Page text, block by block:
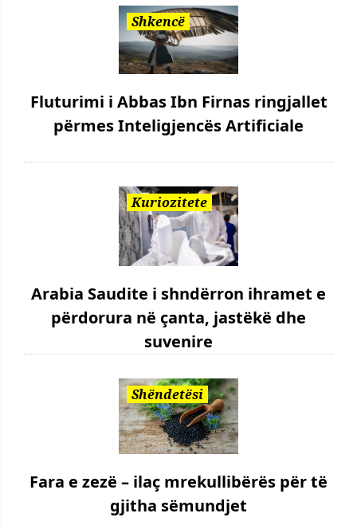
Shkencë
Fluturimi i Abbas Ibn Firnas ringjallet
përmes Inteligjencës Artificiale
Kuriozitete
Arabia Saudite i shndërron ihramet e
përdorura në çanta, jastëkë dhe
suvenire
Shëndetësi
Fara e zezë – ilaç mrekullibërës për të
gjitha sëmundjet